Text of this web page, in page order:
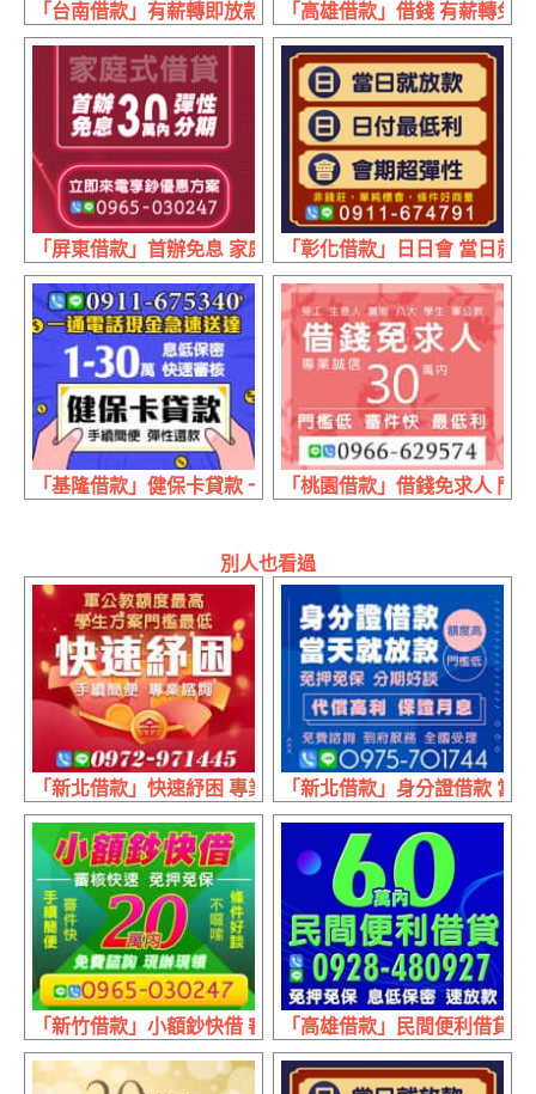
「台南借款」有薪轉即放款 提前結清在優惠 | 20萬內 長期
「高雄借款」借錢 有薪轉免
「屏東借款」首辦免息 家庭式借貸 | 30萬內 立即來電享優
「彰化借款」日日會 當日就
「基隆借款」健保卡貸款 一通電話現金急速送達 | 1~30萬
「桃園借款」借錢免求人 門
別人也看過
「新北借款」快速紓困 專業諮詢 | 軍公教額度最高 門檻最低
「新北借款」身分證借款 當
「新竹借款」小額鈔快借 審核快速 | 20萬內 條件好談
「高雄借款」民間便利借貸